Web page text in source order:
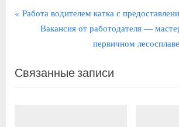
Навигация
П
ы
д
Работа водителем катка с
С
д
у
Вакансия от работодателя —
первичном
Связанные записи